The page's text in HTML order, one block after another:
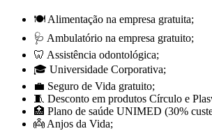
🍽️ Alimentação na empresa gratuita;
🩺 Ambulatório na empresa gratuito;
🦷 Assistência odontológica;
🎓 Universidade Corporativa;
💼 Seguro de Vida gratuito;
🧵 Desconto em produtos Círculo e
🏥 Plano de saúde UNIMED (30%
👼 Anjos da Vida;